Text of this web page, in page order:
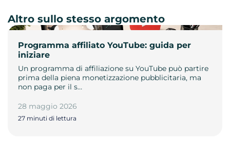
Programma affiliato YouTube: guida per
iniziare
Un programma di affiliazione su YouTube può partire
prima della piena monetizzazione pubblicitaria, ma
non paga per il s…
28 maggio 2026
27 minuti di lettura
Altro sullo stesso argomento